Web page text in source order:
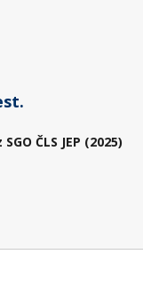
ČLS JEP (2025)